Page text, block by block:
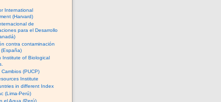
International
(Harvard)
de
para el Desarrollo
contra contaminación
Institute of Biological
Cambios (PUCP)
Institute
in different Index
(Lima-Perú)
el Agua (Perú)